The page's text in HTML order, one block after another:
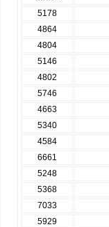
5178
4864
4804
5146
4802
5746
4663
5340
4584
6661
5248
5368
7033
5929